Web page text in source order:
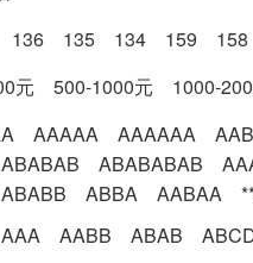
136 135 134 159 158
元 500-1000元 1000-
AAAAA AAAAAA
ABABAB ABABABAB
ABABB ABBA AABAA
AAA AABB ABAB